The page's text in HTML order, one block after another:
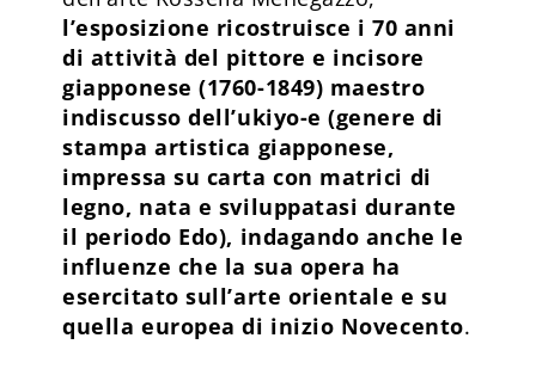
l’esposizione ricostruisce i 70 anni
di attività del pittore e incisore
giapponese (1760-1849) maestro
indiscusso dell’ukiyo-e (genere di
stampa artistica giapponese,
impressa su carta con matrici di
legno, nata e sviluppatasi durante
il periodo Edo), indagando anche le
influenze che la sua opera ha
esercitato sull’arte orientale e su
quella europea di inizio Novecento.